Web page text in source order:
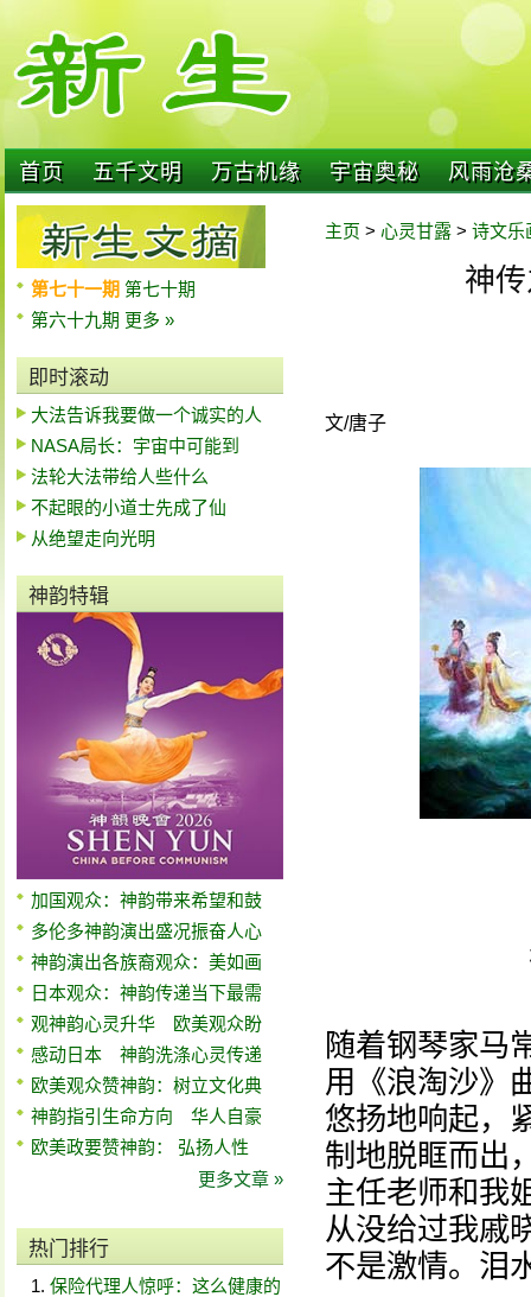
首页 五千文明 万古机缘 宇宙奥秘 风雨沧
第七十一期 第七十期
第六十九期 更多 »
即时滚动
大法告诉我要做一个诚实的人
NASA局长：宇宙中可能到
法轮大法带给人些什么
不起眼的小道士先成了仙
从绝望走向光明
神韵特辑
加国观众：神韵带来希望和鼓
多伦多神韵演出盛况振奋人心
神韵演出各族裔观众：美如画
日本观众：神韵传递当下最需
观神韵心灵升华 欧美观众盼
感动日本 神韵洗涤心灵传递
欧美观众赞神韵：树立文化典
神韵指引生命方向 华人自豪
欧美政要赞神韵： 弘扬人性
更多文章 »
热门排行
保险代理人惊呼：这么健康的
主页 > 心灵甘露 > 诗文乐
神
文/唐子
随着钢琴家马
用《浪淘沙》
悠扬地响起，
制地脱眶而出
主任老师和我
从没给过我戚
不是激情。泪